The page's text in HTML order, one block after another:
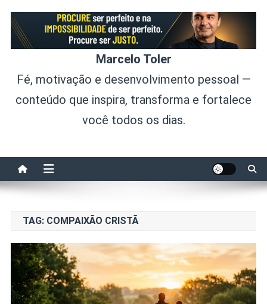
content
Marcelo Toler
Fé, motivação e desenvolvimento pessoal —
conteúdo que inspira, transforma e fortalece
você todos os dias.
TAG: COMPAIXÃO CRISTÃ